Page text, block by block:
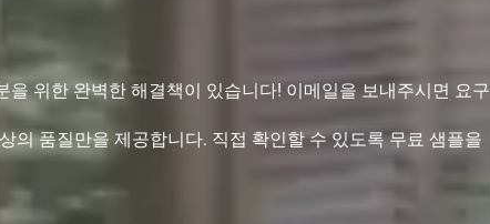
위한 완벽한 해결책이 있습니다! 이메일을 보내주시면 요구
의 품질만을 제공합니다. 직접 확인할 수 있도록 무료 샘플을